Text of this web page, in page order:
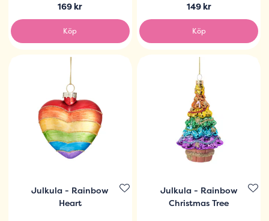
169 kr
Köp
149 kr
Köp
Julkula - Rainbow
Heart
Julkula - Rainbow
Christmas Tree